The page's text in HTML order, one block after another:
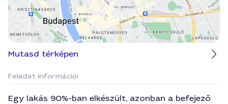
Mutasd térképen
Feladat információi
Egy lakás 90%-ban elkészült, azonban a befejező